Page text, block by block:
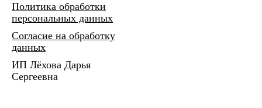
Политика обработки
персональных данных
Согласие на обработку
данных
ИП Лёхова Дарья
Сергеевна